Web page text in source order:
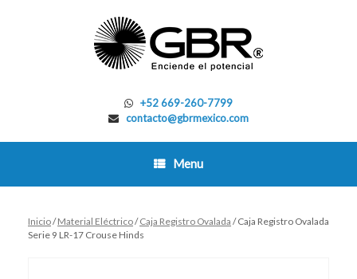
+52 669-260-7799
contacto@gbrmexico.com
Menu
Inicio/Material Eléctrico/Caja Registro Ovalada / Caja Registro Ovalada
Serie 9 LR-17 Crouse Hinds